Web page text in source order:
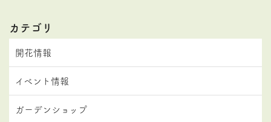
カテゴリ
開花情報
イベント情報
ガーデンショップ